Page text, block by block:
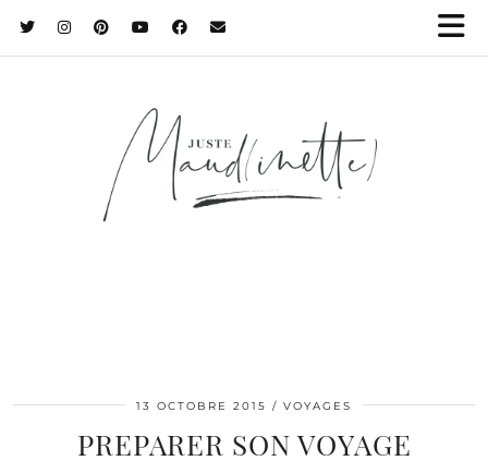
13 OCTOBRE 2015 VOYAGES
PREPARER SON VOYAGE